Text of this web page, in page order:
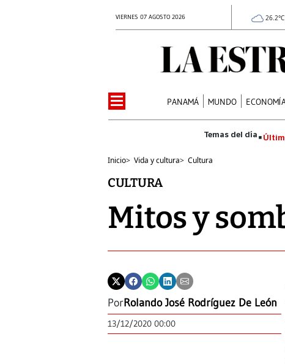
VIERNES 07 AGOSTO 2026
PANAMÁ MUNDO
Inicio> Vida y cultura> Cultura
CULTURA
Mitos y
PorRolando José Rodríguez De León
13/12/2020 00:00